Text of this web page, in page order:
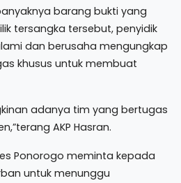
barang bukti yang
tersangka tersebut, penyidik
dan berusaha mengungkap
khusus untuk membuat
adanya tim yang bertugas
AKP Hasran.
Ponorogo meminta kepada
untuk menunggu